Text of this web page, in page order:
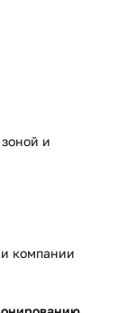
и
компании